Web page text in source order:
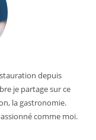
depuis
je partage sur ce
la gastronomie.
comme moi.